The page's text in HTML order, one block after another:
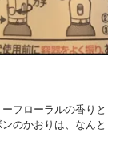
フローラルの香りと
のかおりは、なんと